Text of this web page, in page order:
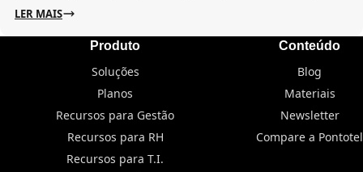
LER MAIS
Produto
Soluções
Planos
Recursos para Gestão
Recursos para RH
Recursos para T.I.
Conteúdo
Blog
Materiais
Newsletter
Compare a Pontotel